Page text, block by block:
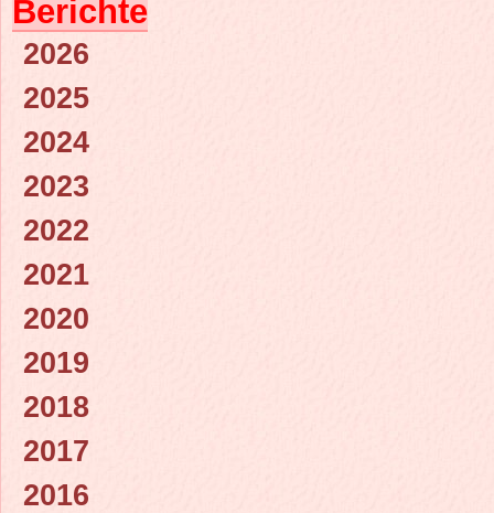
Berichte
2026
2025
2024
2023
2022
2021
2020
2019
2018
2017
2016